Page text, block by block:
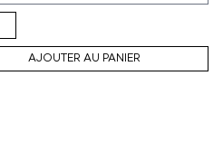
AJOUTER AU PANIER